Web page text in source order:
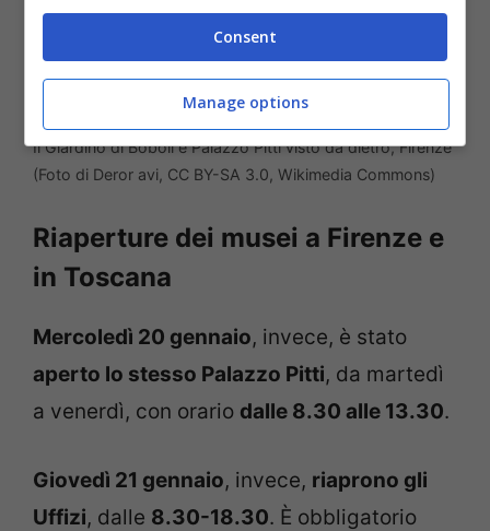
Il Giardino di Boboli e Palazzo Pitti visto da dietro, Firenze
(Foto di Deror avi, CC BY-SA 3.0, Wikimedia Commons)
Riaperture dei musei a Firenze e
in Toscana
Mercoledì 20 gennaio, invece, è stato
aperto lo stesso Palazzo Pitti, da martedì
a venerdì, con orario dalle 8.30 alle 13.30.
Giovedì 21 gennaio, invece, riaprono gli
Uffizi, dalle 8.30-18.30. È obbligatorio
Consent
Manage options